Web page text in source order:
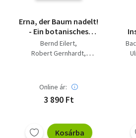
Erna, der Baum nadelt!
- Ein botanisches
Drama am Heiligen
Abend
Bernd Eilert
Robert Gernhardt
Online ár:
3 890 Ft
Kosárba